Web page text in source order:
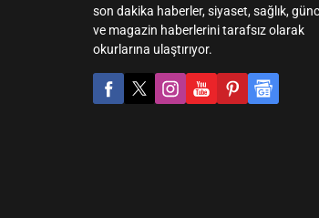
son dakika haberler, siyaset, sağlık,
ve magazin haberlerini tarafsız olarak
okurlarına ulaştırıyor.